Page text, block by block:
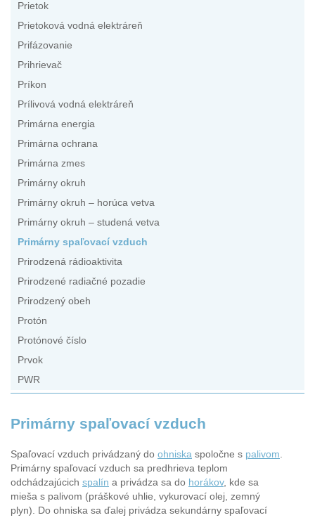
Prietok
Prietoková vodná elektráreň
Prifázovanie
Prihrievač
Príkon
Prílivová vodná elektráreň
Primárna energia
Primárna ochrana
Primárna zmes
Primárny okruh
Primárny okruh – horúca vetva
Primárny okruh – studená vetva
Primárny spaľovací vzduch
Prirodzená rádioaktivita
Prirodzené radiačné pozadie
Prirodzený obeh
Protón
Protónové číslo
Prvok
PWR
Primárny spaľovací vzduch
Spaľovací vzduch privádzaný do ohniska spoločne s palivom
Primárny spaľovací vzduch sa predhrieva teplom
odchádzajúcich spalín a privádza sa do horákov, kde sa
mieša s palivom (práškové uhlie, vykurovací olej, zemný
plyn). Do ohniska sa ďalej privádza sekundárny spaľovací